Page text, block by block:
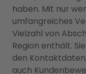
haben. Mit nur
umfangreiches
Vielzahl von
Region enthält.
den
auch